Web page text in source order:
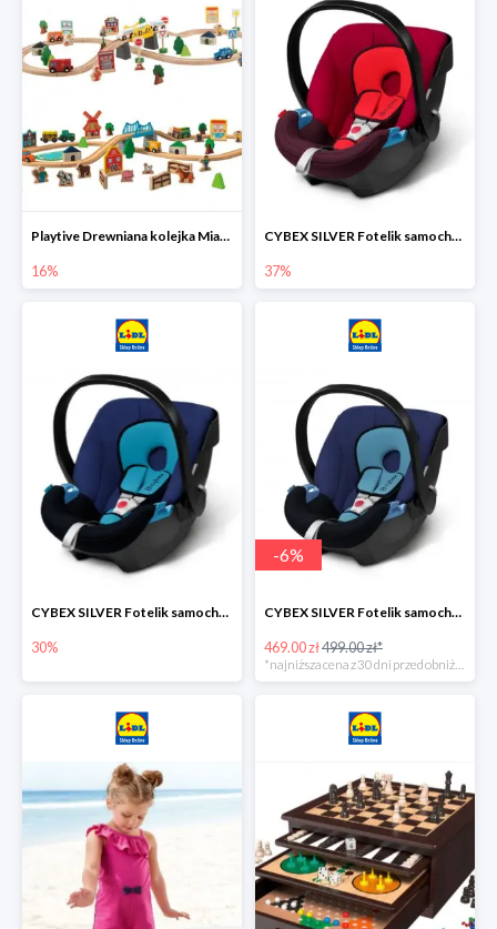
Playtive Drewniana kolejka Miasto lub Farma
16%
CYBEX SILVER Fotelik samochodowy
37%
CYBEX SILVER Fotelik samochodowy -30%
30%
-6%
CYBEX SILVER Fotelik samochodowy + dostawa gratis!
469.00 zł499.00 zł*
*najniższa cena z 30 dni przed obniżką